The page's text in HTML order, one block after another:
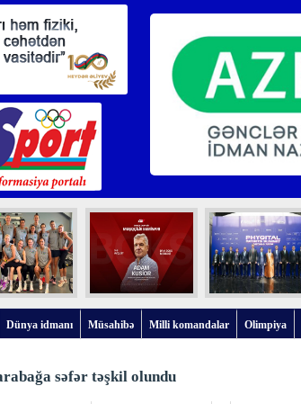
Dünya idmanı Müsahibə Milli komandalar Olimpiya
səfər təşkil olundu